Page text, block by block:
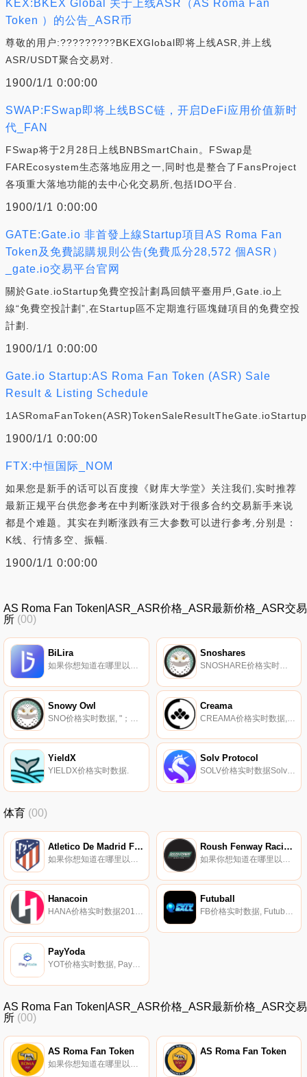
KEX:BKEX Global 关于上线ASR（AS Roma Fan
Token ）的公告_ASR币
尊敬的用户:?????????BKEXGlobal即将上线ASR,并上线
ASR/USDT聚合交易对.
1900/1/1 0:00:00
SWAP:FSwap即将上线BSC链，开启DeFi应用价值新时
代_FAN
FSwap将于2月28日上线BNBSmartChain。FSwap是
FAREcosystem生态落地应用之一,同时也是整合了FansProject
各项重大落地功能的去中心化交易所,包括IDO平台.
1900/1/1 0:00:00
GATE:Gate.io 非首發上線Startup項目AS Roma Fan
Token及免費認購規則公告(免費瓜分28,572 個ASR）
_gate.io交易平台官网
關於Gate.ioStartup免費空投計劃爲回饋平臺用戶,Gate.io上
線“免費空投計劃”,在Startup區不定期進行區塊鏈項目的免費空投
計劃.
1900/1/1 0:00:00
Gate.io Startup:AS Roma Fan Token (ASR) Sale
Result & Listing Schedule
1900/1/1 0:00:00
FTX:中恒国际_NOM
如果您是新手的话可以百度搜《财库大学堂》关注我们,实时推荐
最新正规平台供您参考在中判断涨跌对于很多合约交易新手来说
都是个难题。其实在判断涨跌有三大参数可以进行参考,分别是：
K线、行情多空、振幅.
1900/1/1 0:00:00
AS Roma Fan Token|ASR_ASR价格_ASR最新价格_ASR交易
所 (00)
BiLira
如果你想知道在哪里以当前价格购买BiLira,目前交易{BiLira]股票的顶级加密货币交易所是MEXC、FTX和Pangolin。您可以在我们的加密货币交易所页面上找到其他列表.
Snoshares
SNOSHARE价格实时数据, "；Snowy Owl是一种算法稳定币协议,通过siegniorage与雪崩上的一个$JOE代币挂钩.
Snowy Owl Creama
YieldX
YIELDX价格实时数据.
Solv Protocol
SOLV价格实时数据Solv Protocol是一个一站式平台,通过ERC-3525 Semi-Fungible Token（迄今为止最通用的以太坊代币标准）创建、发行、加入和交易各种金融协议或资产.
体育 (00)
Atletico De Madrid Fan Token Roush Fenway Racing Fan Token
Hanacoin
HANA价格实时数据2018年6月12日由韩国和澳大利亚的团队推出。Hanacoin旨在赞助冠军运动员。它的重点是提供一个稳定的硬币,集成。以及赞助.
Futuball
FB价格实时数据, Futuball是两个词的组合：未来和足球。Futuball带来了足球管理游戏类型中最令人满意的体验,并允许无与伦比的比赛收入,这将使您的世界杯赛季达到更高的水平.
PayYoda
YOT价格实时数据, PayYoda是一个安全、透明和专业的去中心化支付应用生态系统。以区块链为动力,PayYoda将利用区块链分布式存储、公开、公平、透明、可追溯和不可伪造的优势,大大降低支付成本,减少中间环节,提高流通效率.
AS Roma Fan Token|ASR_ASR价格_ASR最新价格_ASR交易
所 (00)
AS Roma Fan Token AS Roma Fan Token